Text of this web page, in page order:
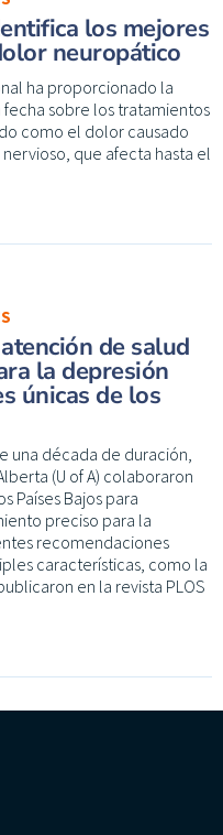
los mejores
neuropático
ha proporcionado la
sobre los tratamientos
como el dolor causado
que afecta hasta el
de salud
la depresión
únicas de los
una década de duración,
(U of A) colaboraron
Países Bajos para
preciso para la
recomendaciones
características, como la
en la revista PLOS